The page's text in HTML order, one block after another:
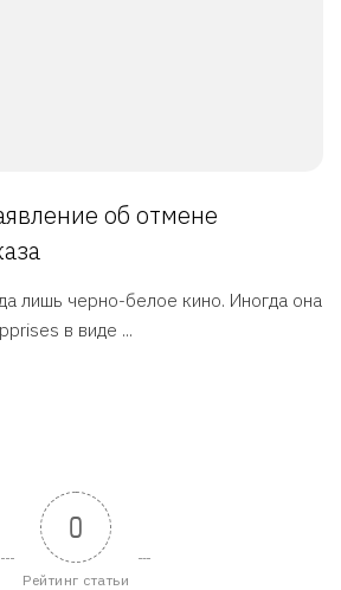
об отмене
лишь черно-белое кино. Иногда она
в виде ...
0
Рейтинг статьи